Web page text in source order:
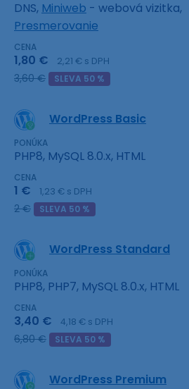
DNS, Miniweb - webová vizitka,
Presmerovanie
CENA
1,80 € 2,21 € s DPH
3,60 € SLEVA 50 %
WordPress Basic
PONÚKA
PHP8, MySQL 8.0.x, HTML
CENA
1 € 1,23 € s DPH
2 € SLEVA 50 %
WordPress Standard
PONÚKA
PHP8, PHP7, MySQL 8.0.x, HTML
CENA
3,40 € 4,18 € s DPH
6,80 € SLEVA 50 %
WordPress Premium